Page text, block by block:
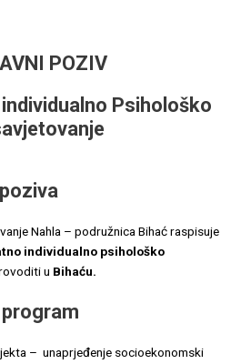
POZIV
Psihološko
Nahla – podružnica Bihać raspisuje
individualno psihološko
u Bihaću.
– unaprjeđenje socioekonomski